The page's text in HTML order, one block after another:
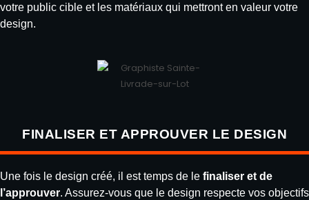
votre public cible et les matériaux qui mettront en valeur votre
design.
FINALISER ET APPROUVER LE DESIGN
Une fois le design créé, il est temps de le finaliser et de
l’approuver. Assurez-vous que le design respecte vos objectifs